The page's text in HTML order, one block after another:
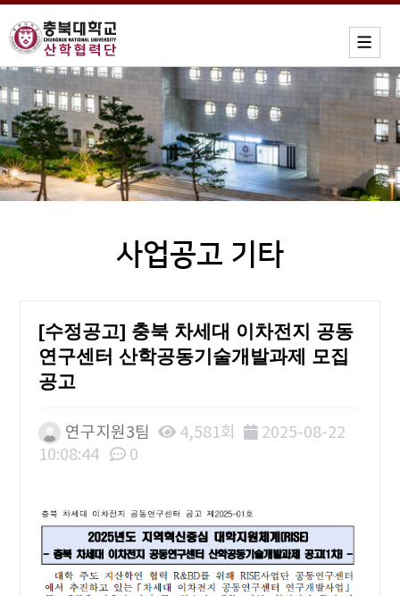
사업공고 기타
[수정공고] 충북 차세대 이차전지 공동
연구센터 산학공동기술개발과제 모집
공고
연구지원3팀 4,581회
2025-08-22
10:08:44
0